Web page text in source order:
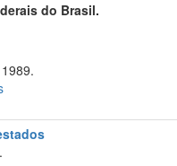
do Brasil.